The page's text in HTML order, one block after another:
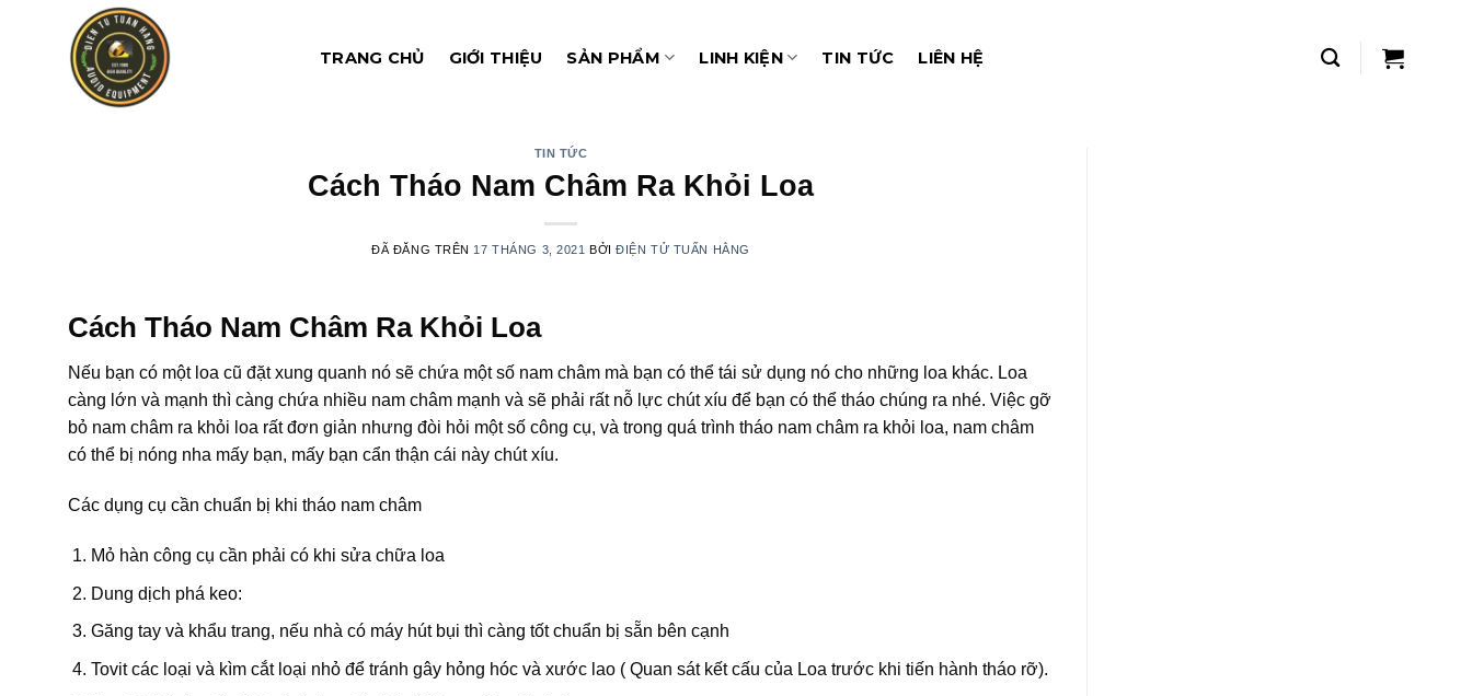
TRANG CHỦ GIỚI THIỆU SẢN PHẨM LINH KIỆN TIN TỨC LIÊN HỆ
TIN TỨC
Cách Tháo Nam Châm Ra Khỏi Loa
ĐÃ ĐĂNG TRÊN 17 THÁNG 3, 2021 BỞIĐIỆN TỬ TUẤN HẰNG
Cách Tháo Nam Châm Ra Khỏi Loa
Nếu bạn có một loa cũ đặt xung quanh nó sẽ chứa một số nam châm mà bạn có thể tái sử dụng nó cho những loa khác. Loa
càng lớn và mạnh thì càng chứa nhiều nam châm mạnh và sẽ phải rất nỗ lực chút xíu để bạn có thể tháo chúng ra nhé. Việc gỡ
bỏ nam châm ra khỏi loa rất đơn giản nhưng đòi hỏi một số công cụ, và trong quá trình tháo nam châm ra khỏi loa, nam châm
có thể bị nóng nha mấy bạn, mấy bạn cẩn thận cái này chút xíu.
Các dụng cụ cần chuẩn bị khi tháo nam châm
Mỏ hàn công cụ cần phải có khi sửa chữa loa
Dung dịch phá keo:
Găng tay và khẩu trang, nếu nhà có máy hút bụi thì càng tốt chuẩn bị sẵn bên cạnh
Tovit các loại và kìm cắt loại nhỏ để tránh gây hỏng hóc và xước lao ( Quan sát kết cấu của Loa trước khi tiến hành tháo rỡ).